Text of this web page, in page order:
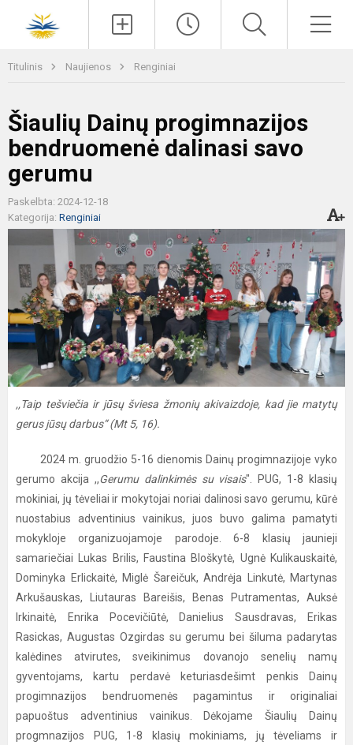
Titulinis Naujienos Renginiai
Šiaulių Dainų progimnazijos
bendruomenė dalinasi savo
gerumu
Paskelbta: 2024-12-18
Kategorija: Renginiai
,,Taip tešviečia ir jūsų šviesa žmonių akivaizdoje, kad jie matytų
gerus jūsų darbus“ (Mt 5, 16).
2024 m. gruodžio 5-16 dienomis Dainų progimnazijoje vyko
gerumo akcija ,,Gerumu dalinkimės su visais". PUG, 1-8 klasių
mokiniai, jų tėveliai ir mokytojai noriai dalinosi savo gerumu, kūrė
nuostabius adventinius vainikus, juos buvo galima pamatyti
mokykloje organizuojamoje parodoje. 6-8 klasių jaunieji
samariečiai Lukas Brilis, Faustina Bloškytė, Ugnė Kulikauskaitė,
Dominyka Erlickaitė, Miglė Šareičuk, Andrėja Linkutė, Martynas
Arkušauskas, Liutauras Bareišis, Benas Putramentas, Auksė
Irkinaitė, Enrika Pocevičiūtė, Danielius Sausdravas, Erikas
Rasickas, Augustas Ozgirdas su gerumu bei šiluma padarytas
kalėdines atvirutes, sveikinimus dovanojo senelių namų
gyventojams, kartu perdavė keturiasdešimt penkis Dainų
progimnazijos bendruomenės pagamintus ir originaliai
papuoštus adventinius vainikus. Dėkojame Šiaulių Dainų
progmnazijos PUG, 1-8 klasių mokiniams, jų tėveliams ir